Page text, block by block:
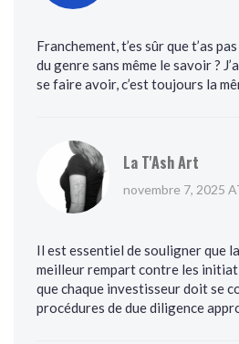
Franchement, t’es sûr que t’as
du genre sans même le savoir ?
se faire avoir, c’est toujours la
La T'Ash Art
novembre 7, 2025
Il est essentiel de souligner que
meilleur rempart contre les
que chaque investisseur doit se
procédures de due diligence